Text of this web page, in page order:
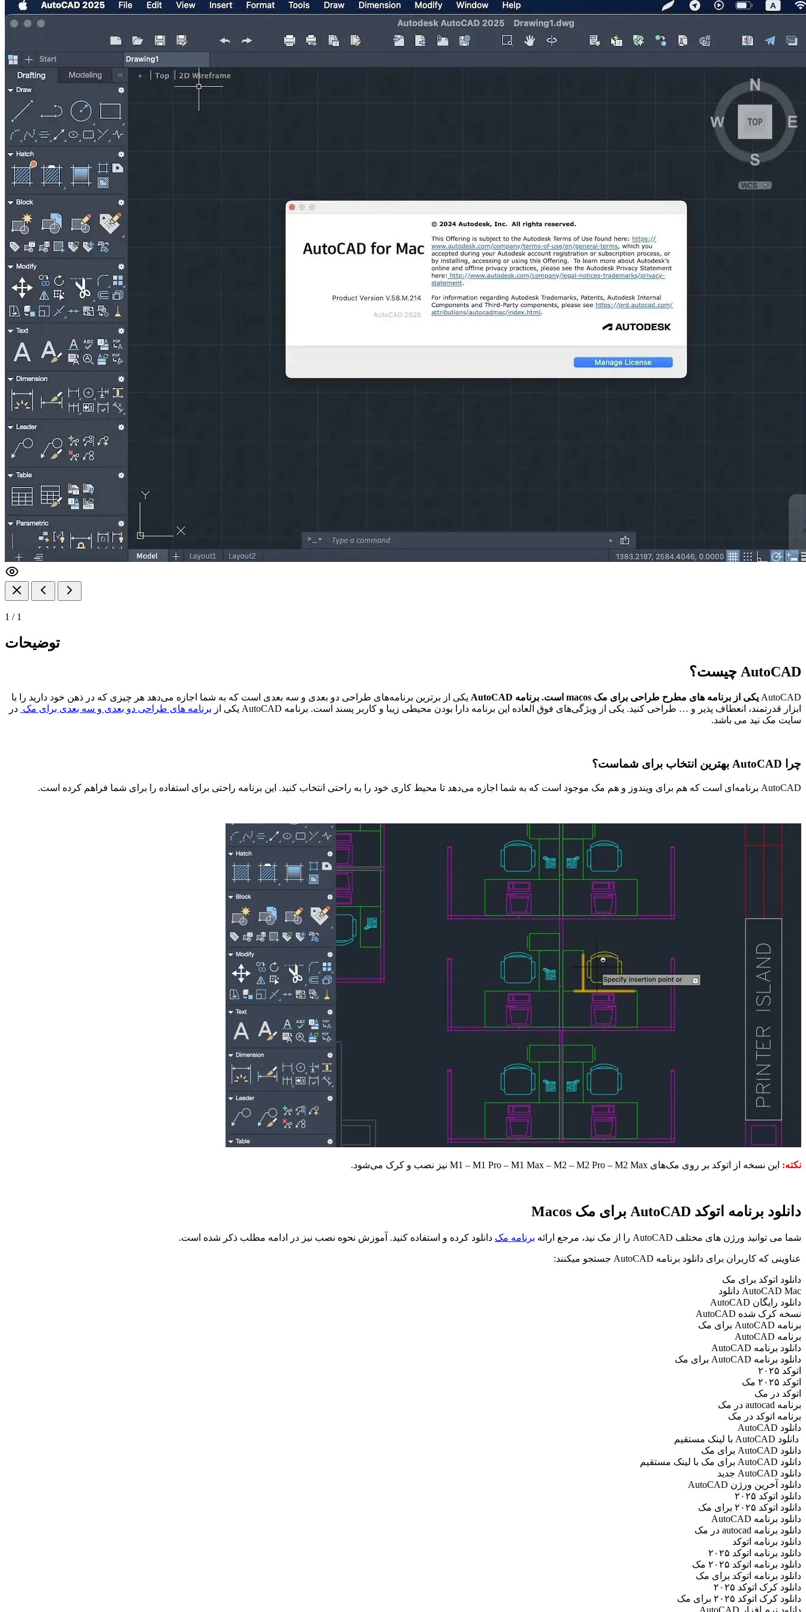
1 / 1
توضیحات
AutoCAD چیست؟
AutoCAD یکی از برنامه های مطرح طراحی برای مک macos است. برنامه AutoCAD
یکی از برترین برنامه‌های طراحی دو بعدی و سه بعدی است که به شما اجازه می‌دهد هر چیزی که در ذهن خود دارید را با
ابزار قدرتمند، انعطاف پذیر و … طراحی کنید. یکی از ویژگی‌های فوق العاده این برنامه دارا بودن محیطی زیبا و کاربر پسند است. برنامه AutoCAD یکی از
برنامه های طراحی دو بعدی و سه بعدی برای مک در
سایت مک نید می باشد.
چرا AutoCAD بهترین انتخاب برای شماست؟
AutoCAD برنامه‌ای است که هم برای ویندوز و هم مک موجود است که به شما اجازه می‌دهد تا محیط کاری خود را به راحتی انتخاب کنید. این برنامه راحتی برای استفاده را برای شما فراهم کرده است.
نکته: این نسخه از اتوکد بر روی مک‌های M1 – M1 Pro – M1 Max – M2 – M2 Pro – M2 Max نیز نصب و کرک می‌شود.
دانلود برنامه اتوکد AutoCAD برای مک Macos
شما می توانید ورژن های مختلف AutoCAD را از مک نید، مرجع ارائه برنامه مک دانلود کرده و استفاده کنید. آموزش نحوه نصب نیز در ادامه مطلب ذکر شده است.
عناوینی که کاربران برای دانلود برنامه AutoCAD جستجو میکنند:
دانلود اتوکد برای مک
AutoCAD Mac دانلود
دانلود رایگان AutoCAD
نسخه کرک شده AutoCAD
برنامه AutoCAD برای مک
برنامه AutoCAD
دانلود برنامه AutoCAD
دانلود برنامه AutoCAD برای مک
اتوکد ۲۰۲۵
اتوکد ۲۰۲۵ مک
اتوکد در مک
برنامه autocad در مک
برنامه اتوکد در مک
دانلود AutoCAD
دانلود AutoCAD با لینک مستقیم
دانلود AutoCAD برای مک
دانلود AutoCAD برای مک با لینک مستقیم
دانلود AutoCAD جدید
دانلود آخرین ورژن AutoCAD
دانلود اتوکد ۲۰۲۵
دانلود اتوکد ۲۰۲۵ برای مک
دانلود برنامه AutoCAD
دانلود برنامه autocad در مک
دانلود برنامه اتوکد
دانلود برنامه اتوکد ۲۰۲۵
دانلود برنامه اتوکد ۲۰۲۵ مک
دانلود برنامه اتوکد برای مک
دانلود کرک اتوکد ۲۰۲۵
دانلود کرک اتوکد ۲۰۲۵ برای مک
دانلود نرم افزار AutoCAD